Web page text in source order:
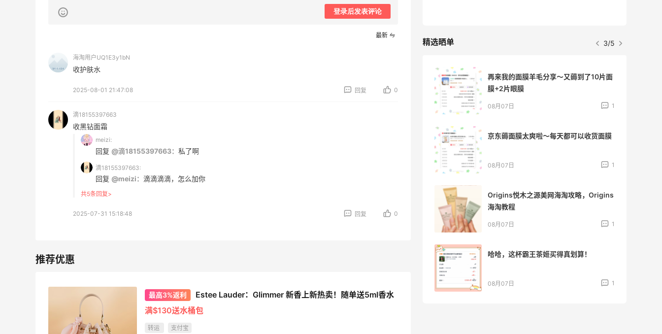
登录后发表评论
最新
海淘用户UQ1E3y1bN
收护肤水
2025-08-01 21:47:08 回复 0
滴18155397663
收黑钻面霜
meizi:
回复 @滴18155397663： 私了啊
滴18155397663:
回复 @meizi： 滴滴滴滴，怎么加你
共5条回复>
2025-07-31 15:18:48 回复 0
最高3%返利
Estee Lauder：Glimmer 新香上新热卖！随单送5ml香水
满$130送水桶包
转运 支付宝
精选晒单 3/5
利到账！
贴秋膘啦，今天吃冰煮羊
08月07日
为了这家烧烤，我必然还要再去新疆
再来我的面膜羊毛分享～又薅到了10片面
膜+2片眼膜
08月07日 1
京东薅面膜太爽啦～每天都可以收货面膜
08月07日 1
Origins悦木之源美网海淘攻略，Origins
海淘教程
08月07日 1
哈哈，这杯霸王茶姬买得真划算！
08月07日 1